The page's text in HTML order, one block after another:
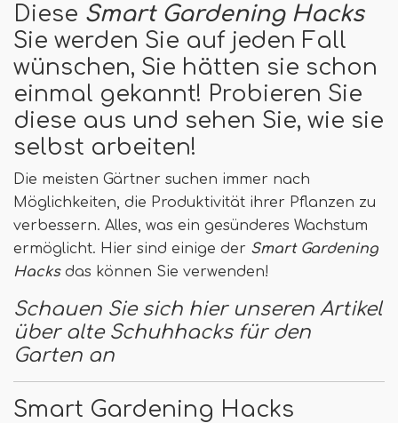
Diese Smart Gardening Hacks
Sie werden Sie auf jeden Fall
wünschen, Sie hätten sie schon
einmal gekannt! Probieren Sie
diese aus und sehen Sie, wie sie
selbst arbeiten!
Die meisten Gärtner suchen immer nach
Möglichkeiten, die Produktivität ihrer Pflanzen zu
verbessern. Alles, was ein gesünderes Wachstum
ermöglicht. Hier sind einige der Smart Gardening
Hacks das können Sie verwenden!
Schauen Sie sich hier unseren Artikel
über alte Schuhhacks für den
Garten an
Smart Gardening Hacks